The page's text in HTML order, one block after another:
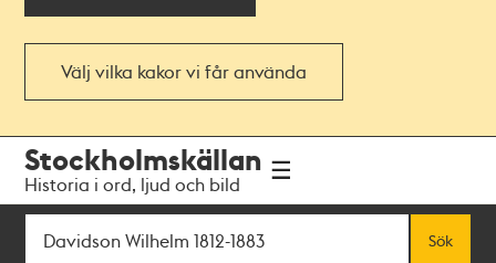
Välj vilka kakor vi får använda
navigationen
huvudinnehållet
Stockholmskällan
Historia i ord, ljud och bild
Sök
Sök